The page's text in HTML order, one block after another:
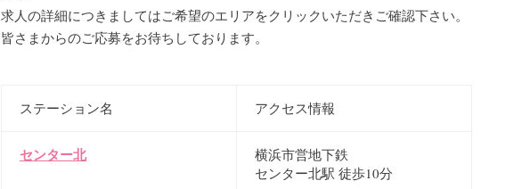
求人の詳細につきましてはご希望のエリアをクリックいただきご確認下さい。
皆さまからのご応募をお待ちしております。
ステーション名 アクセス情報
センター北
横浜市営地下鉄
センター北駅 徒歩10分